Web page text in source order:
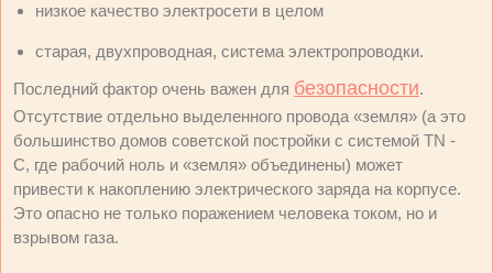
низкое качество электросети в целом
старая, двухпроводная, система электропроводки.
Последний фактор очень важен для безопасности.
Отсутствие отдельно выделенного провода «земля» (а это
большинство домов советской постройки с системой TN -
C, где рабочий ноль и «земля» объединены) может
привести к накоплению электрического заряда на корпусе.
Это опасно не только поражением человека током, но и
взрывом газа.